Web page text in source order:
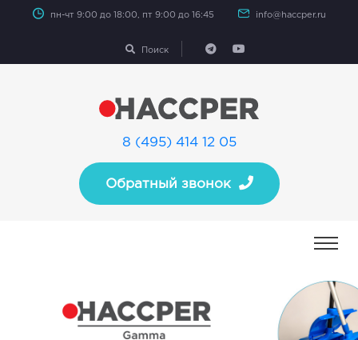
пн-чт 9:00 до 18:00, пт 9:00 до 16:45 info@haccper.ru
Поиск
8 (495) 414 12 05
Обратный звонок